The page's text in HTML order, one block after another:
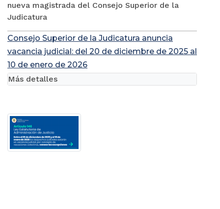
nueva magistrada del Consejo Superior de la
Judicatura
Consejo Superior de la Judicatura anuncia
vacancia judicial: del 20 de diciembre de 2025 al
10 de enero de 2026
Más detalles